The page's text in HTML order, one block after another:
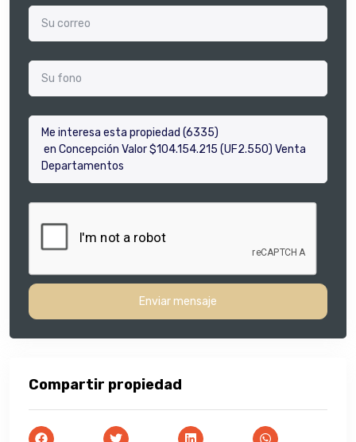
Enviar mensaje
Compartir propiedad